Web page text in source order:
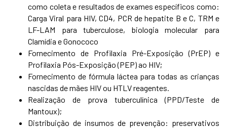
como coleta e resultados de exames específicos como:
Carga Viral para HIV, CD4, PCR de hepatite B e C, TRM e
LF-LAM para tuberculose, biologia molecular para
Clamídia e Gonococo
Fornecimento de Profilaxia Pré-Exposição (PrEP) e
Profilaxia Pós-Exposição (PEP) ao HIV;
Fornecimento de fórmula láctea para todas as crianças
nascidas de mães HIV ou HTLV reagentes.
Realização de prova tuberculínica (PPD/Teste de
Mantoux);
Distribuição de insumos de prevenção: preservativos